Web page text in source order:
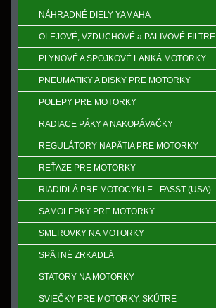
NÁHRADNÉ DIELY YAMAHA
OLEJOVÉ, VZDUCHOVÉ a PALIVOVÉ FILTRE
PLYNOVÉ A SPOJKOVÉ LANKÁ MOTORKY
PNEUMATIKY A DISKY PRE MOTORKY
POLEPY PRE MOTORKY
RADIACE PÁKY A NAKOPÁVAČKY
REGULÁTORY NAPӒTIA PRE MOTORKY
REŤAZE PRE MOTORKY
RIADIDLÁ PRE MOTOCYKLE - FASST (USA)
SAMOLEPKY PRE MOTORKY
SMEROVKY NA MOTORKY
SPӒTNÉ ZRKADLÁ
STATORY NA MOTORKY
SVIEČKY PRE MOTORKY, SKÚTRE